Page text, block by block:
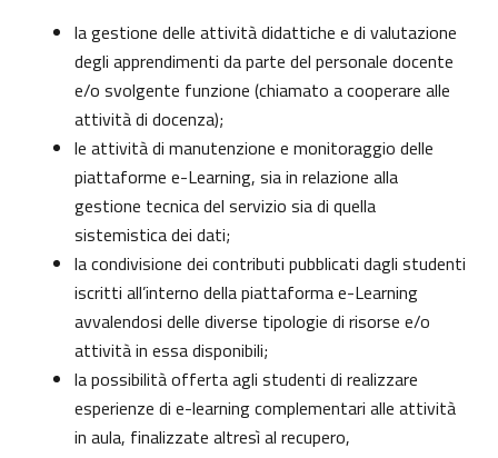
la gestione delle attività didattiche e di valutazione
degli apprendimenti da parte del personale docente
e/o svolgente funzione (chiamato a cooperare alle
attività di docenza);
le attività di manutenzione e monitoraggio delle
piattaforme e-Learning, sia in relazione alla
gestione tecnica del servizio sia di quella
sistemistica dei dati;
la condivisione dei contributi pubblicati dagli studenti
iscritti all’interno della piattaforma e-Learning
avvalendosi delle diverse tipologie di risorse e/o
attività in essa disponibili;
la possibilità offerta agli studenti di realizzare
esperienze di e-learning complementari alle attività
in aula, finalizzate altresì al recupero,